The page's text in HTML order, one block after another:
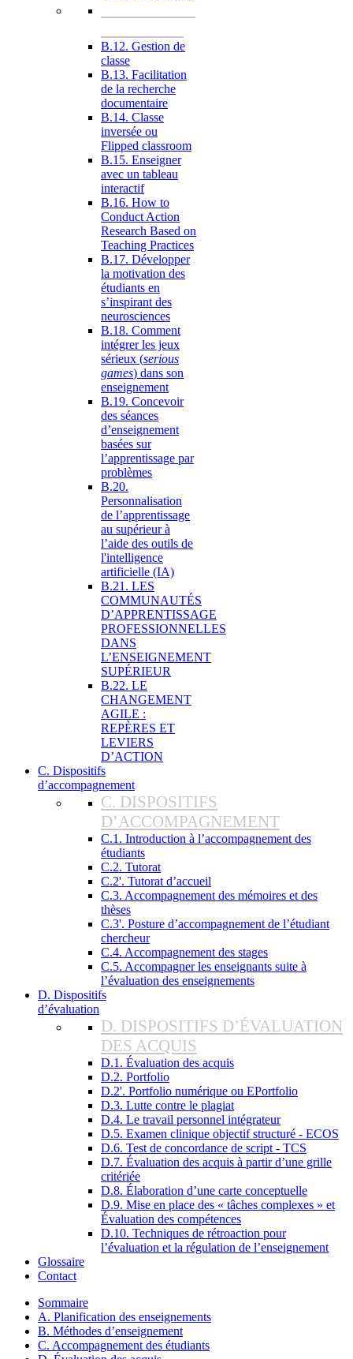
B.12. Gestion de
classe
B.13. Facilitation
de la recherche
documentaire
B.14. Classe
inversée ou
Flipped classroom
B.15. Enseigner
avec un tableau
interactif
B.16. How to
Conduct Action
Research Based on
Teaching Practices
B.17. Développer
la motivation des
étudiants en
s’inspirant des
neurosciences
B.18. Comment
intégrer les jeux
sérieux (serious
games) dans son
enseignement
B.19. Concevoir
des séances
d’enseignement
basées sur
l’apprentissage par
problèmes
B.20.
Personnalisation
de l’apprentissage
au supérieur à
l’aide des outils de
l'intelligence
artificielle (IA)
B.21. LES
COMMUNAUTÉS
D’APPRENTISSAGE
PROFESSIONNELLES
DANS
L’ENSEIGNEMENT
SUPÉRIEUR
B.22. LE
CHANGEMENT
AGILE :
REPÈRES ET
LEVIERS
D’ACTION
C. Dispositifs
d’accompagnement
C. DISPOSITIFS
D’ACCOMPAGNEMENT
C.1. Introduction à l’accompagnement des
étudiants
C.2. Tutorat
C.2'. Tutorat d’accueil
C.3. Accompagnement des mémoires et des
thèses
C.3'. Posture d’accompagnement de l’étudiant
chercheur
C.4. Accompagnement des stages
C.5. Accompagner les enseignants suite à
l’évaluation des enseignements
D. Dispositifs
d’évaluation
D. DISPOSITIFS D’ÉVALUATION
DES ACQUIS
D.1. Évaluation des acquis
D.2. Portfolio
D.2'. Portfolio numérique ou EPortfolio
D.3. Lutte contre le plagiat
D.4. Le travail personnel intégrateur
D.5. Examen clinique objectif structuré - ECOS
D.6. Test de concordance de script - TCS
D.7. Évaluation des acquis à partir d’une grille
critériée
D.8. Élaboration d’une carte conceptuelle
D.9. Mise en place des « tâches complexes » et
Évaluation des compétences
D.10. Techniques de rétroaction pour
l’évaluation et la régulation de l’enseignement
Glossaire
Contact
Sommaire
A. Planification des enseignements
B. Méthodes d’enseignement
C. Accompagnement des étudiants